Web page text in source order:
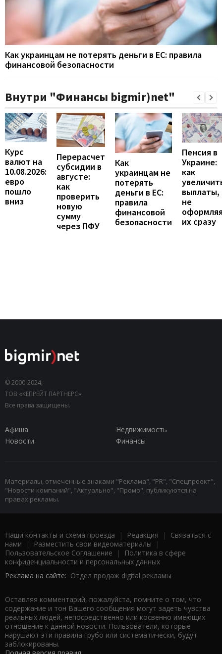
Как украинцам не потерять деньги в ЕС: правила
финансовой безопасности
Внутри "Финансы bigmir)net"
Курс
валют на
10.08.2026:
евро
пошло
вниз
Перерасчет
субсидии в
августе:
как
проверить
новую
сумму
через ПФУ
Как
украинцам не
потерять
деньги в ЕС:
правила
финансовой
безопасности
Пенсия в
Украине:
как
выплаты,
не
их сразу
© 2000-2024,
ТОВ «КЕПРЕЙТ ПАРТНЕРС».
Все права защищены.
Афиша
Недвижимость
Новости
Финансы
Материалы, отмеченные знаками "Реклама", "PR", "Спецпроект",
"Новости компаний", "Актуально", "Промо", публикуются на
правах рекламы.
Наши контакты и схема проезда | Редакция | Связаться с
нами | Разместить свои видеоматериалы |
Пользовательское Соглашение |
Политика в сфере
конфиденциальности и персональных данных
Реклама на сайте: Отдел продаж digital рекламы
Оставляя комментарий, пожалуйста, помните о том, что
содержание и тон Вашего сообщения могут задеть чувства
реальных людей, непосредственно или косвенно имеющих
отношение к данной новости. Пользователи, которые
нарушают эти правила грубо или систематически, будут
заблокированы.